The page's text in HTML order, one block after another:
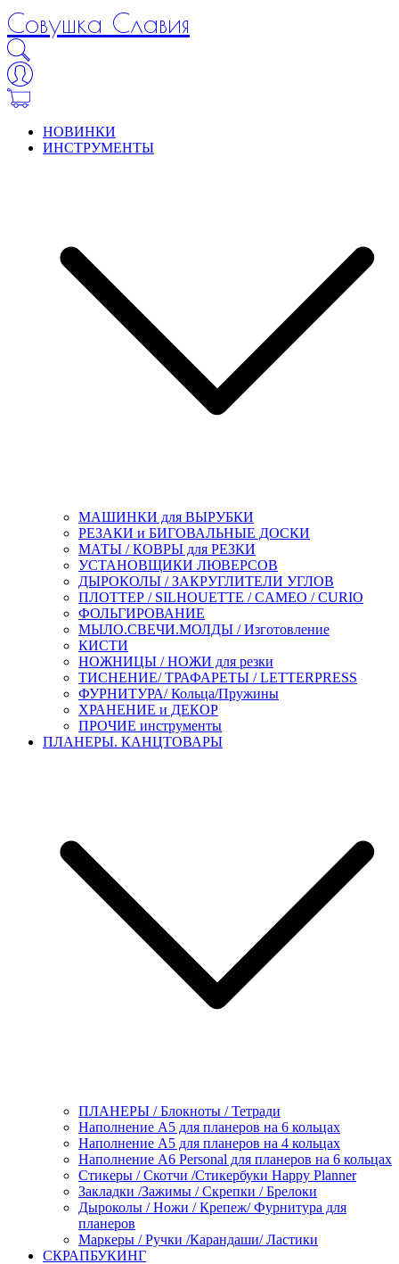
Совушка Славия
НОВИНКИ
ИНСТРУМЕНТЫ
МАШИНКИ для ВЫРУБКИ
РЕЗАКИ и БИГОВАЛЬНЫЕ ДОСКИ
МАТЫ / КОВРЫ для РЕЗКИ
УСТАНОВЩИКИ ЛЮВЕРСОВ
ДЫРОКОЛЫ / ЗАКРУГЛИТЕЛИ УГЛОВ
ПЛОТТЕР / SILHOUETTE / CAMEO / CURIO
ФОЛЬГИРОВАНИЕ
МЫЛО.СВЕЧИ.МОЛДЫ / Изготовление
КИСТИ
НОЖНИЦЫ / НОЖИ для резки
ТИСНЕНИЕ/ ТРАФАРЕТЫ / LETTERPRESS
ФУРНИТУРА/ Кольца/Пружины
ХРАНЕНИЕ и ДЕКОР
ПРОЧИЕ инструменты
ПЛАНЕРЫ. КАНЦТОВАРЫ
ПЛАНЕРЫ / Блокноты / Тетради
Наполнение А5 для планеров на 6 кольцах
Наполнение А5 для планеров на 4 кольцах
Наполнение А6 Personal для планеров на 6 кольцах
Стикеры / Скотчи /Стикербуки Happy Planner
Закладки /Зажимы / Скрепки / Брелоки
Дыроколы / Ножи / Крепеж/ Фурнитура для
планеров
Маркеры / Ручки /Карандаши/ Ластики
СКРАПБУКИНГ